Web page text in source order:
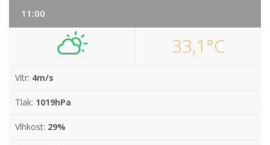
11:00
33,1°C
Vítr: 4m/s
Tlak: 1019hPa
Vlhkost: 29%